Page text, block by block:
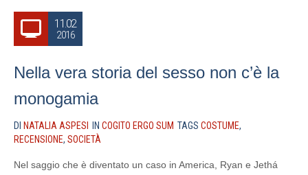
11.02
2016
Nella vera storia del sesso non c’è la
monogamia
DI NATALIA ASPESI IN COGITO ERGO SUM TAGS COSTUME,
RECENSIONE, SOCIETÀ
Nel saggio che è diventato un caso in America, Ryan e Jethá